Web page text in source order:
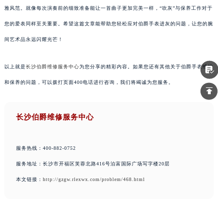
雅风范。就像每次演奏前的细致准备能让一首曲子更加完美一样，“吹灰”与保养工作对于
您的爱表同样至关重要。希望这篇文章能帮助您轻松应对伯爵手表进灰的问题，让您的腕
间艺术品永远闪耀光芒！
以上就是长沙伯爵维修服务中心为您分享的精彩内容。如果您还有其他关于伯爵手表维护
和保养的问题，可以拨打页面400电话进行咨询，我们将竭诚为您服务。
长沙伯爵维修服务中心
服务热线：400-882-0752
服务地址：长沙市开福区芙蓉北路416号泊富国际广场写字楼20层
本文链接： http://gzgw.rlexwx.com/problem/468.html